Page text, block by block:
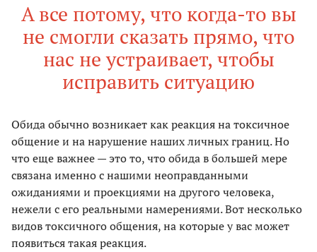
А все потому, что когда-то вы
не смогли сказать прямо, что
нас не устраивает, чтобы
исправить ситуацию
Обида обычно возникает как реакция на токсичное
общение и на нарушение наших личных границ. Но
что еще важнее — это то, что обида в большей мере
связана именно с нашими неоправданными
ожиданиями и проекциями на другого человека,
нежели с его реальными намерениями. Вот несколько
видов токсичного общения, на которые у вас может
появиться такая реакция.